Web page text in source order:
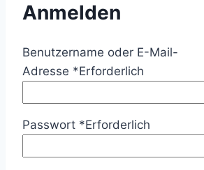
Anmelden
Benutzername oder E-Mail-
Adresse *Erforderlich
Passwort *Erforderlich